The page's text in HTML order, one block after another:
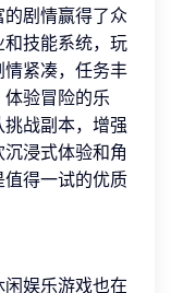
的剧情赢得了众
和技能系统，玩
情紧凑，任务丰
验冒险的乐
战副本，增强
浸式体验和角
得一试的优质
娱乐游戏也在